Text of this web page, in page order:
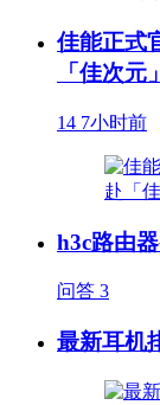
佳能正式
「佳次元」
14 7小时前
h3c路由
问答 3
最新耳机